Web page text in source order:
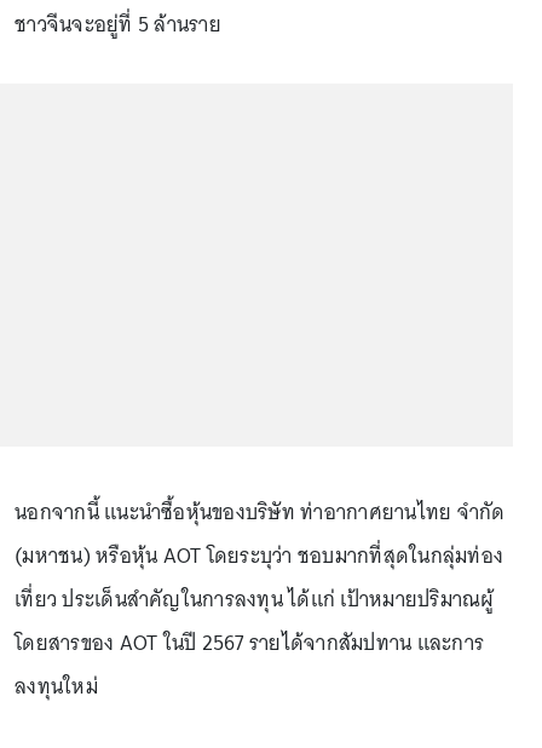
ชาวจีนจะอยู่ที่ 5 ล้านราย
นอกจากนี้ แนะนำซื้อหุ้นของบริษัท ท่าอากาศยานไทย จำกัด
(มหาชน) หรือหุ้น AOT โดยระบุว่า ชอบมากที่สุดในกลุ่มท่อง
เที่ยว ประเด็นสำคัญในการลงทุน ได้แก่ เป้าหมายปริมาณผู้
โดยสารของ AOT ในปี 2567 รายได้จากสัมปทาน และการ
ลงทุนใหม่